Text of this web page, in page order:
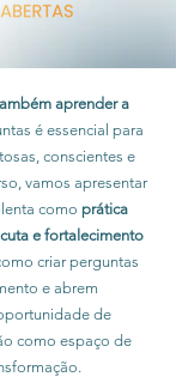
aprender a
é essencial para
conscientes e
vamos apresentar
como prática
e fortalecimento
criar perguntas
e abrem
de
como espaço de